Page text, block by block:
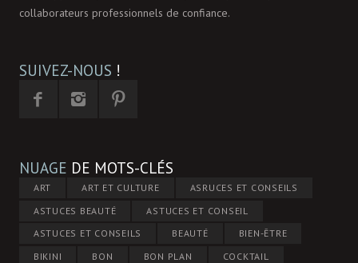
collaborateurs professionnels de confiance.
SUIVEZ-NOUS !
NUAGE DE MOTS-CLÉS
ART ART ET CULTURE
ASRUCES ET CONSEILS
ASTUCES BEAUTÉ
ASTUCES ET CONSEIL
ASTUCES ET CONSEILS
BEAUTÉ
BIEN-ÊTRE
BIKINI
BON BON PLAN
COCKTAIL